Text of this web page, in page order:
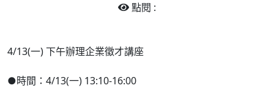
點閱 :
4/13(一) 下午辦理企業徵才講座
●時間：4/13(一) 13:10-16:00